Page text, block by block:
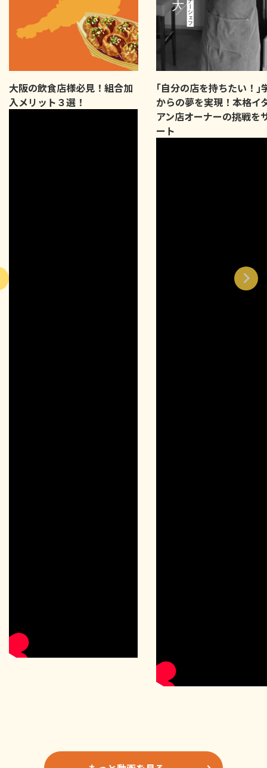
大阪の飲食店様必見！組合加
入メリット３選！
｢自分の店を持ちたい！｣
からの夢を実現！本格イ
アン店オーナーの挑戦を
ート